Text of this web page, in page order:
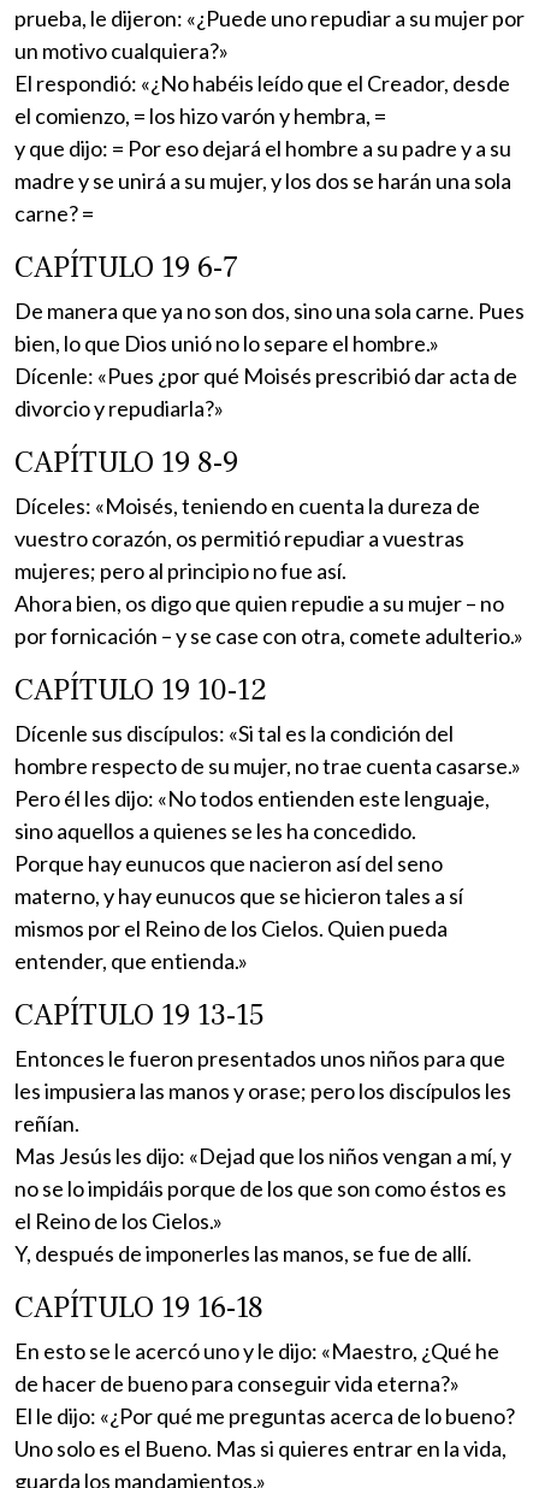
prueba, le dijeron: «¿Puede uno repudiar a su mujer por
un motivo cualquiera?»
El respondió: «¿No habéis leído que el Creador, desde
el comienzo, = los hizo varón y hembra, =
y que dijo: = Por eso dejará el hombre a su padre y a su
madre y se unirá a su mujer, y los dos se harán una sola
carne? =
CAPÍTULO 19 6-7
De manera que ya no son dos, sino una sola carne. Pues
bien, lo que Dios unió no lo separe el hombre.»
Dícenle: «Pues ¿por qué Moisés prescribió dar acta de
divorcio y repudiarla?»
CAPÍTULO 19 8-9
Díceles: «Moisés, teniendo en cuenta la dureza de
vuestro corazón, os permitió repudiar a vuestras
mujeres; pero al principio no fue así.
Ahora bien, os digo que quien repudie a su mujer – no
por fornicación – y se case con otra, comete adulterio.»
CAPÍTULO 19 10-12
Dícenle sus discípulos: «Si tal es la condición del
hombre respecto de su mujer, no trae cuenta casarse.»
Pero él les dijo: «No todos entienden este lenguaje,
sino aquellos a quienes se les ha concedido.
Porque hay eunucos que nacieron así del seno
materno, y hay eunucos que se hicieron tales a sí
mismos por el Reino de los Cielos. Quien pueda
entender, que entienda.»
CAPÍTULO 19 13-15
Entonces le fueron presentados unos niños para que
les impusiera las manos y orase; pero los discípulos les
reñían.
Mas Jesús les dijo: «Dejad que los niños vengan a mí, y
no se lo impidáis porque de los que son como éstos es
el Reino de los Cielos.»
Y, después de imponerles las manos, se fue de allí.
CAPÍTULO 19 16-18
En esto se le acercó uno y le dijo: «Maestro, ¿Qué he
de hacer de bueno para conseguir vida eterna?»
El le dijo: «¿Por qué me preguntas acerca de lo bueno?
Uno solo es el Bueno. Mas si quieres entrar en la vida,
guarda los mandamientos.»